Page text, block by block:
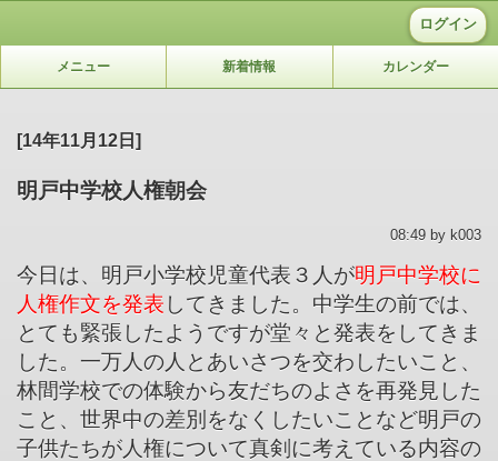
ログイン
メニュー 新着情報 カレンダー
[14年11月12日]
明戸中学校人権朝会
08:49 by k003
今日は、明戸小学校児童代表３人が明戸中学校に
人権作文を発表 してきました。中学生の前では、
とても緊張したようですが堂々と発表をしてきま
した。一万人の人とあいさつを交わしたいこと、
林間学校での体験から友だちのよさを再発見した
こと、世界中の差別をなくしたいことなど明戸の
子供たちが人権について真剣に考えている内容の